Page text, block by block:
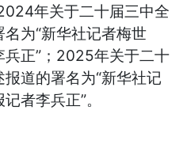
年关于二十届三中全
为“新华社记者梅世
正”；2025年关于二十
道的署名为“新华社记
者李兵正”。